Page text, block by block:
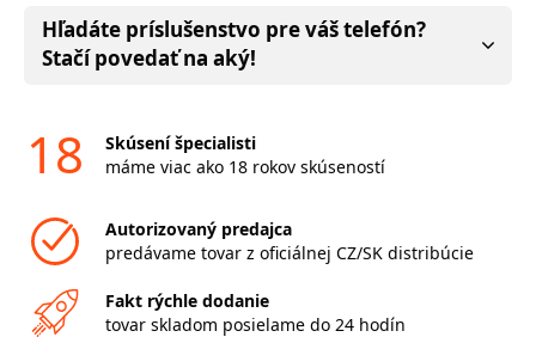
Hľadáte príslušenstvo pre váš telefón?
Stačí povedať na aký!
18
Skúsení špecialisti
máme viac ako 18 rokov skúseností
Autorizovaný predajca
predávame tovar z oficiálnej CZ/SK distribúcie
Fakt rýchle dodanie
tovar skladom posielame do 24 hodín